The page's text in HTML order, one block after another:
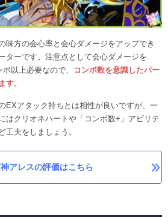
味方の会心率と会心ダメージをアップでき
ターです。注意点として会心ダメージを
以上必要なので、
コンボ数を意識したパー
す。
EXアタック持ちとは相性が良いですが、一
はクリオネハートや「コンボ数+」アビリテ
工夫をしましょう。
アレスの評価はこちら